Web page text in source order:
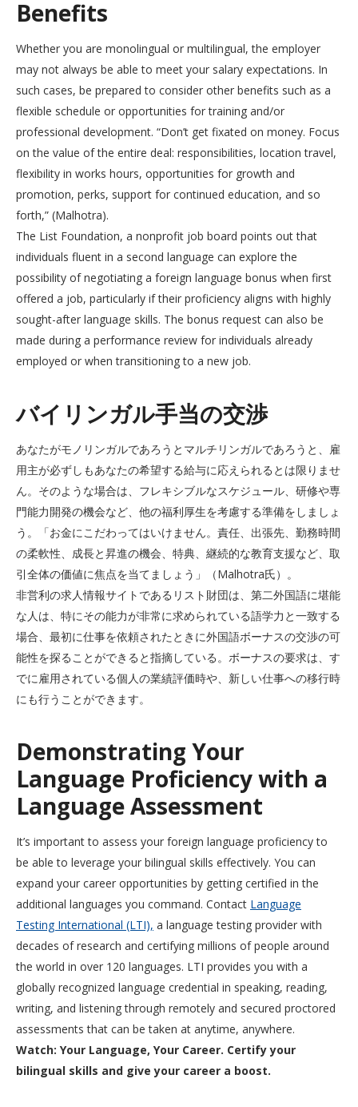
Benefits
Whether you are monolingual or multilingual, the employer
may not always be able to meet your salary expectations. In
such cases, be prepared to consider other benefits such as a
flexible schedule or opportunities for training and/or
professional development. “Don’t get fixated on money. Focus
on the value of the entire deal: responsibilities, location travel,
flexibility in works hours, opportunities for growth and
promotion, perks, support for continued education, and so
forth,” (Malhotra).
The List Foundation, a nonprofit job board points out that
individuals fluent in a second language can explore the
possibility of negotiating a foreign language bonus when first
offered a job, particularly if their proficiency aligns with highly
sought-after language skills. The bonus request can also be
made during a performance review for individuals already
employed or when transitioning to a new job.
バイリンガル手当の交渉
あなたがモノリンガルであろうとマルチリンガルであろうと、雇
用主が必ずしもあなたの希望する給与に応えられるとは限りませ
ん。そのような場合は、フレキシブルなスケジュール、研修や専
門能力開発の機会など、他の福利厚生を考慮する準備をしましょ
う。「お金にこだわってはいけません。責任、出張先、勤務時間
の柔軟性、成長と昇進の機会、特典、継続的な教育支援など、取
引全体の価値に焦点を当てましょう」（Malhotra氏）。
非営利の求人情報サイトであるリスト財団は、第二外国語に堪能
な人は、特にその能力が非常に求められている語学力と一致する
場合、最初に仕事を依頼されたときに外国語ボーナスの交渉の可
能性を探ることができると指摘している。ボーナスの要求は、す
でに雇用されている個人の業績評価時や、新しい仕事への移行時
にも行うことができます。
Demonstrating Your
Language Proficiency with a
Language Assessment
It’s important to assess your foreign language proficiency to
be able to leverage your bilingual skills effectively. You can
expand your career opportunities by getting certified in the
additional languages you command. Contact Language
Testing International (LTI), a language testing provider with
decades of research and certifying millions of people around
the world in over 120 languages. LTI provides you with a
globally recognized language credential in speaking, reading,
writing, and listening through remotely and secured proctored
assessments that can be taken at anytime, anywhere.
Watch: Your Language, Your Career. Certify your
bilingual skills and give your career a boost.